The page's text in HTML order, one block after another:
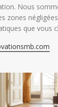
Nous
zones
que vous